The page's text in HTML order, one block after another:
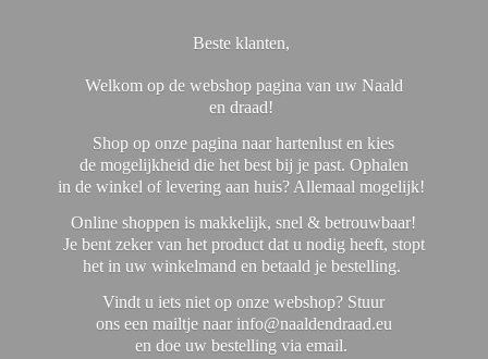
Beste klanten,
Welkom op de webshop pagina van uw Naald
en draad!
Shop op onze pagina naar hartenlust en kies
de mogelijkheid die het best bij je past. Ophalen
in de winkel of levering aan huis? Allemaal mogelijk!
Online shoppen is makkelijk, snel & betrouwbaar!
Je bent zeker van het product dat u nodig heeft, stopt
het in uw winkelmand en betaald je bestelling.
Vindt u iets niet op onze webshop? Stuur
ons een mailtje naar info@naaldendraad.eu
en doe uw bestelling via email.